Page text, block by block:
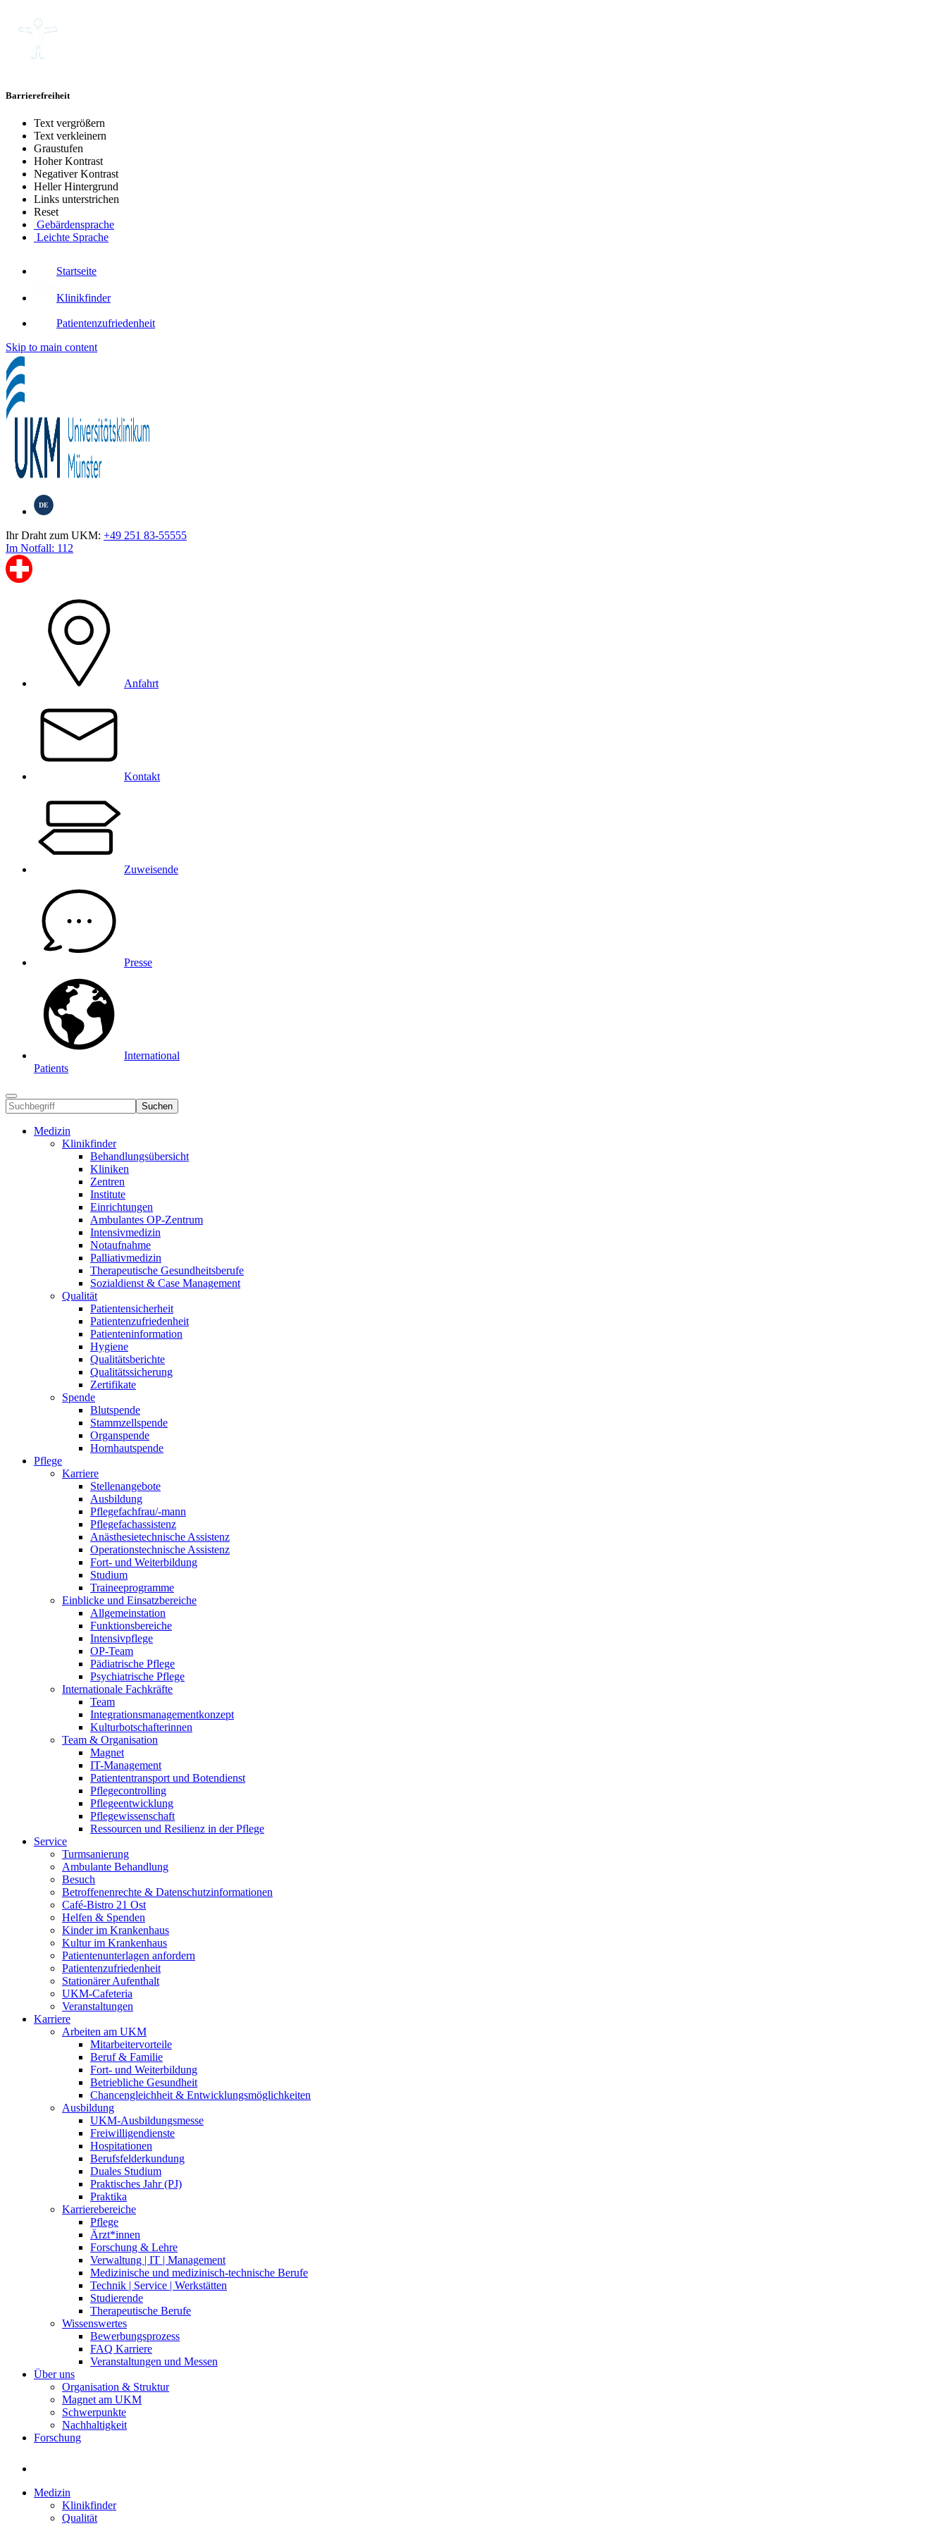
Barrierefreiheit
Text vergrößern
Text verkleinern
Graustufen
Hoher Kontrast
Negativer Kontrast
Heller Hintergrund
Links unterstrichen
Reset
Gebärdensprache
Leichte Sprache
Startseite
Klinikfinder
Patientenzufriedenheit
Skip to main content
DE
Ihr Draht zum UKM: +49 251 83-55555
Im Notfall: 112
Anfahrt
Kontakt
Zuweisende
Presse
International
Patients
Suchen
Medizin
Klinikfinder
Behandlungsübersicht
Kliniken
Zentren
Institute
Einrichtungen
Ambulantes OP-Zentrum
Intensivmedizin
Notaufnahme
Palliativmedizin
Therapeutische Gesundheitsberufe
Sozialdienst & Case Management
Qualität
Patientensicherheit
Patientenzufriedenheit
Patienteninformation
Hygiene
Qualitätsberichte
Qualitätssicherung
Zertifikate
Spende
Blutspende
Stammzellspende
Organspende
Hornhautspende
Pflege
Karriere
Stellenangebote
Ausbildung
Pflegefachfrau/-mann
Pflegefachassistenz
Anästhesietechnische Assistenz
Operationstechnische Assistenz
Fort- und Weiterbildung
Studium
Traineeprogramme
Einblicke und Einsatzbereiche
Allgemeinstation
Funktionsbereiche
Intensivpflege
OP-Team
Pädiatrische Pflege
Psychiatrische Pflege
Internationale Fachkräfte
Team
Integrationsmanagementkonzept
Kulturbotschafterinnen
Team & Organisation
Magnet
IT-Management
Patiententransport und Botendienst
Pflegecontrolling
Pflegeentwicklung
Pflegewissenschaft
Ressourcen und Resilienz in der Pflege
Service
Turmsanierung
Ambulante Behandlung
Besuch
Betroffenenrechte & Datenschutzinformationen
Café-Bistro 21 Ost
Helfen & Spenden
Kinder im Krankenhaus
Kultur im Krankenhaus
Patientenunterlagen anfordern
Patientenzufriedenheit
Stationärer Aufenthalt
UKM-Cafeteria
Veranstaltungen
Karriere
Arbeiten am UKM
Mitarbeitervorteile
Beruf & Familie
Fort- und Weiterbildung
Betriebliche Gesundheit
Chancengleichheit & Entwicklungsmöglichkeiten
Ausbildung
UKM-Ausbildungsmesse
Freiwilligendienste
Hospitationen
Berufsfelderkundung
Duales Studium
Praktisches Jahr (PJ)
Praktika
Karrierebereiche
Pflege
Ärzt*innen
Forschung & Lehre
Verwaltung | IT | Management
Medizinische und medizinisch-technische Berufe
Technik | Service | Werkstätten
Studierende
Therapeutische Berufe
Wissenswertes
Bewerbungsprozess
FAQ Karriere
Veranstaltungen und Messen
Über uns
Organisation & Struktur
Magnet am UKM
Schwerpunkte
Nachhaltigkeit
Forschung
Medizin
Klinikfinder
Qualität